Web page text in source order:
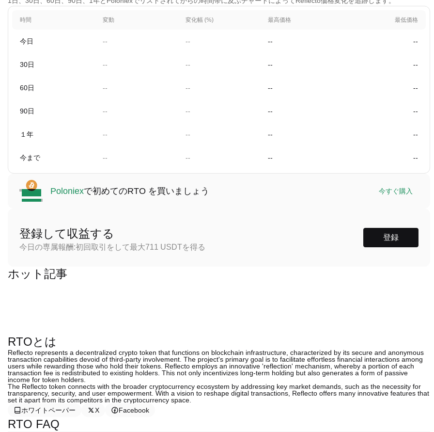
時間 変動 変化幅 (%) 最高価格 最低価格
今日 -- -- -- --
30日 -- -- -- --
60日 -- -- -- --
90日 -- -- -- --
１年 -- -- -- --
今まで -- -- -- --
Poloniexで初めてのRTO を買いましょう 今すぐ購入
登録して収益する
今日の専属報酬:初回取引をして最大711 USDTを得る
登録
ホット記事
RTOとは
Reflecto represents a decentralized crypto token that functions on blockchain infrastructure, characterized by its secure and anonymous
transaction capabilities devoid of third-party involvement. The project's primary goal is to facilitate effortless financial interactions among
users while rewarding those who hold their tokens. Reflecto employs an innovative 'reflection' mechanism, whereby a portion of each
transaction fee is redistributed to existing holders. This not only incentivizes long-term holding but also generates a form of passive
income for token holders.
The Reflecto token connects with the broader cryptocurrency ecosystem by addressing key market demands, such as the necessity for
transparency, security, and user empowerment. With a vision to reshape digital transactions, Reflecto offers many innovative features that
set it apart from its competitors in the cryptocurrency space.
ホワイトペーパー
X Facebook
RTO FAQ